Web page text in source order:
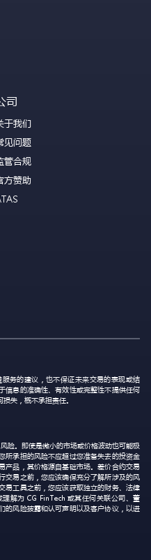
司
于我们
见问题
管合规
方赞助
务的建议，也不保证未来交易的表现或结
信息的准确性、有效性或完整性不提供任何
失，概不承担责任。
险。即使是微小的市场或价格波动也可能极
所承担的风险不应超过您准备失去的投资金
产品，其价格源自基础市场。差价合约交易
交易之前，您应该确保充分了解所涉及的风
易工具之前，您应该获取独立的财务、法律
解为 CG FinTech 或其任何关联公司、董
的风险披露和认可声明以及客户协议，以进